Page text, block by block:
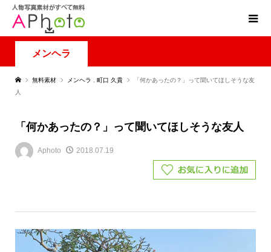
メンヘラ
無料素材 メンヘラ 町口 久貴
「何かあったの？」って聞いてほしそうな友
人
「何かあったの？」って聞いてほしそうな友人
Aphoto 2018.07.19